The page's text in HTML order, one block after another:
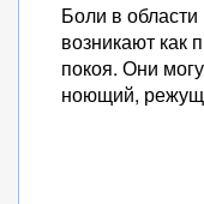
Боли в
возникают как
покоя. Они
ноющий,